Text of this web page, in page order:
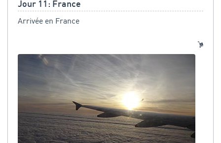
Jour 11: France
Arrivée en France